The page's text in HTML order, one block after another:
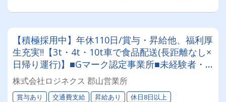
【積極採用中】年休110日/賞与・昇給他、福利厚
生充実‼【3t・4t・10t車で食品配送(長距離なし×
日帰り運行)】■Gマーク認定事業所■未経験者・
経験者共に大歓迎■手厚い研修■資格取得制度(大
型取得実績有)
株式会社ロジネクス 郡山営業所
賞与あり 交通費支給 昇給あり 休日8日以上